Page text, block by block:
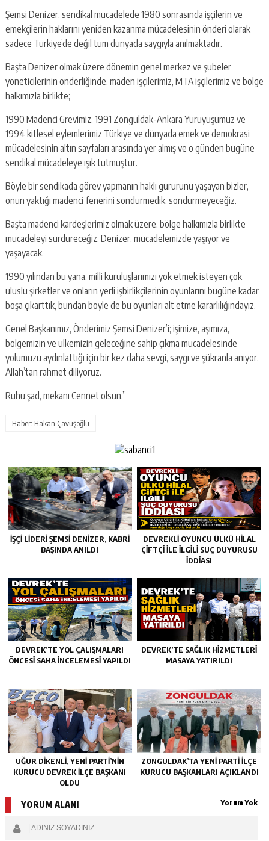
Şemsi Denizer, sendikal mücadelede 1980 sonrasında işçilerin ve
emekçilerin haklarını yeniden kazanma mücadelesinin önderi olarak
sadece Türkiye’de değil tüm dünyada saygıyla anılmaktadır.
Başta Denizer olmak üzere dönemin genel merkez ve şubeler
yöneticilerinin önderliğinde, maden işçilerimiz, MTA işçilerimiz ve bölge
halkımızla birlikte;
1990 Madenci Grevimiz, 1991 Zonguldak-Ankara Yürüyüşümüz ve
1994 kitlesel eylemlerimiz Türkiye ve dünyada emek ve demokrasi
mücadelesinin altın sayfaları arasında yer almış ve o günden bugüne
sendikal mücadeleye ışık tutmuştur.
Böyle bir sendikada görev yapmanın haklı gururunu yaşayan bizler,
onun yaktığı madenci fenerini söndürmedik, söndürmeyeceğiz.
Başta madenci kardeşlerimiz olmak üzere, bölge halkımızla birlikte
mücadeleyi sürdüreceğiz. Denizer, mücadelemizde yaşıyor ve
yaşayacak.
1990 yılından bu yana, milli kuruluşlarımızı yok etmek isteyen çok
uluslu şirketler ve onların yerli işbirlikçilerinin oyunlarını bugüne kadar
boşa çıkarttık, bundan böyle de bu oyunları alt etme kararlılığındayız.
Genel Başkanımız, Önderimiz Şemsi Denizer’i; işimize, aşımıza,
bölgemizin ve ülkemizin geleceğine sahip çıkma mücadelesinde
yolumuzu aydınlattığı için bir kez daha sevgi, saygı ve şükranla anıyor,
Allah’tan rahmet diliyoruz.
Ruhu şad, mekanı Cennet olsun.”
Haber: Hakan Çavuşoğlu
İŞÇİ LİDERİ ŞEMSİ DENİZER, KABRİ
BAŞINDA ANILDI
DEVREKLİ OYUNCU ÜLKÜ HİLAL
ÇİFTÇİ İLE İLGİLİ SUÇ DUYURUSU
İDDİASI
DEVREK’TE YOL ÇALIŞMALARI
ÖNCESI SAHA İNCELEMESI YAPILDI
DEVREK’TE SAĞLIK HIZMETLERI
MASAYA YATIRILDI
UĞUR DİKENLİ, YENİ PARTİ’NİN
KURUCU DEVREK İLÇE BAŞKANI
OLDU
ZONGULDAK’TA YENI PARTI İLÇE
KURUCU BAŞKANLARI AÇIKLANDI
YORUM ALANI Yorum Yok